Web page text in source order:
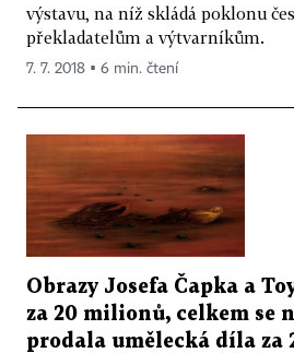
výstavu, na níž skládá poklonu
překladatelům a výtvarníkům.
7. 7. 2018 ▪ 6 min. čtení
Obrazy Josefa Čapka a
za 20 milionů, celkem se
prodala umělecká díla za